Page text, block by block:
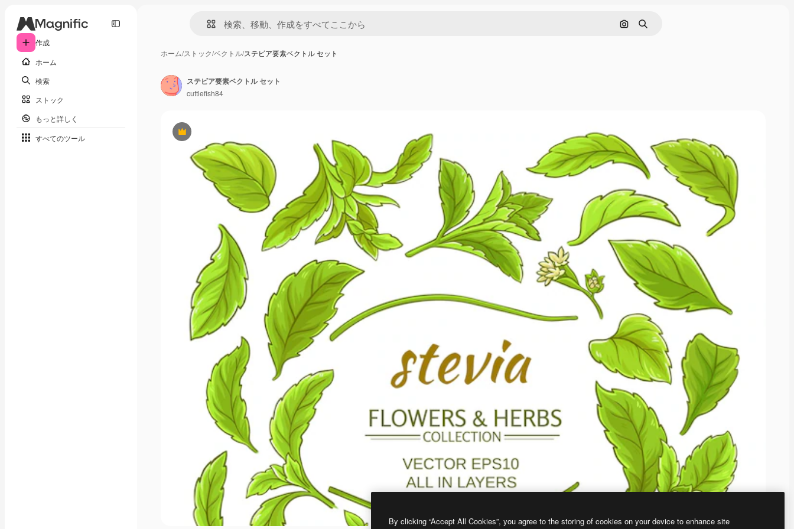
作成
ホーム
検索
ストック
もっと詳しく
すべてのツール
画像で検索
検索
ホーム/ストック/ベクトル/ステビア要素ベクトル セット
Premium
ステビア要素ベクトル セット
cuttlefish84
By clicking “Accept All Cookies”, you agree to the storing of cookies on your device to enhance site